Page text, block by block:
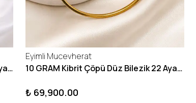
10 GRAM Ajda Kibrit Çöpü Bilezik 22 Ayar 22BLZ003
Eyimli Mucevherat
10 GRAM Kibrit Çöpü Düz Bilezik 22 Ayar 22BLZ001
₺ 69,900.00